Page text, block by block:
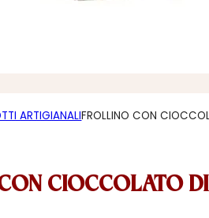
ARTIGIANALIFROLLINO CON
CIOCCOLATO